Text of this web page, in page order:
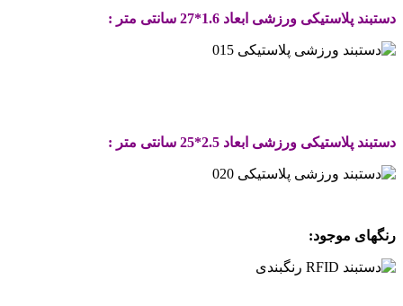
دستبند پلاستیکی ورزشی ابعاد 1.6*27 سانتی متر :
دستبند پلاستیکی ورزشی ابعاد 2.5*25 سانتی متر :
رنگهای موجود: